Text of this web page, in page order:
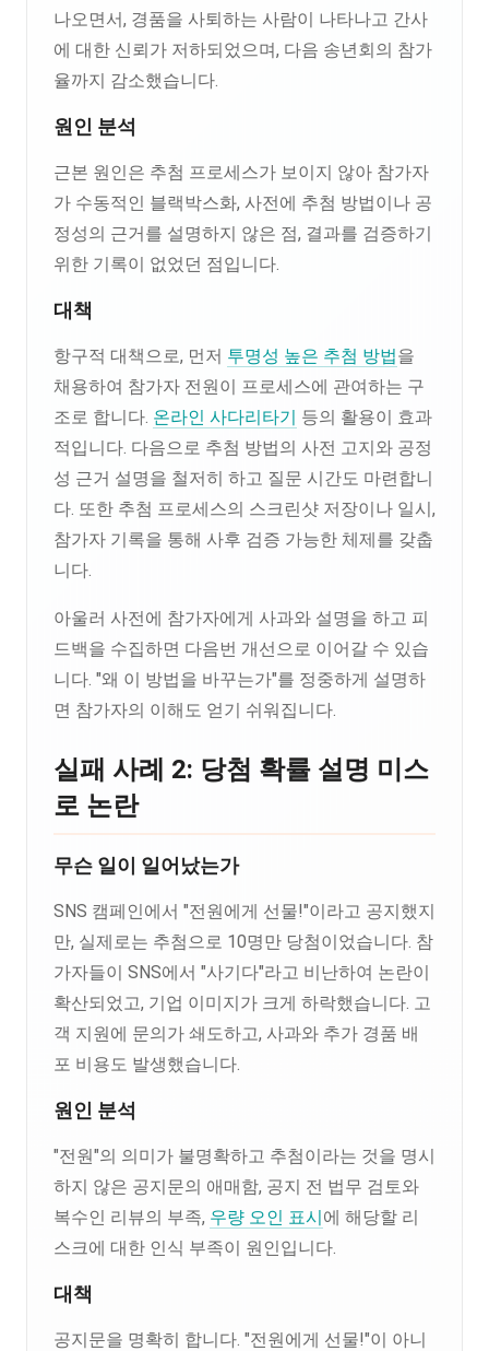
나오면서, 경품을 사퇴하는 사람이 나타나고 간사
에 대한 신뢰가 저하되었으며, 다음 송년회의 참가
율까지 감소했습니다.
원인 분석
근본 원인은 추첨 프로세스가 보이지 않아 참가자
가 수동적인 블랙박스화, 사전에 추첨 방법이나 공
정성의 근거를 설명하지 않은 점, 결과를 검증하기
위한 기록이 없었던 점입니다.
대책
항구적 대책으로, 먼저 투명성 높은 추첨 방법을
채용하여 참가자 전원이 프로세스에 관여하는 구
조로 합니다. 온라인 사다리타기 등의 활용이 효과
적입니다. 다음으로 추첨 방법의 사전 고지와 공정
성 근거 설명을 철저히 하고 질문 시간도 마련합니
다. 또한 추첨 프로세스의 스크린샷 저장이나 일시,
참가자 기록을 통해 사후 검증 가능한 체제를 갖춥
니다.
아울러 사전에 참가자에게 사과와 설명을 하고 피
드백을 수집하면 다음번 개선으로 이어갈 수 있습
니다. "왜 이 방법을 바꾸는가"를 정중하게 설명하
면 참가자의 이해도 얻기 쉬워집니다.
실패 사례 2: 당첨 확률 설명 미스
로 논란
무슨 일이 일어났는가
SNS 캠페인에서 "전원에게 선물!"이라고 공지했지
만, 실제로는 추첨으로 10명만 당첨이었습니다. 참
가자들이 SNS에서 "사기다"라고 비난하여 논란이
확산되었고, 기업 이미지가 크게 하락했습니다. 고
객 지원에 문의가 쇄도하고, 사과와 추가 경품 배
포 비용도 발생했습니다.
원인 분석
"전원"의 의미가 불명확하고 추첨이라는 것을 명시
하지 않은 공지문의 애매함, 공지 전 법무 검토와
복수인 리뷰의 부족, 우량 오인 표시에 해당할 리
스크에 대한 인식 부족이 원인입니다.
대책
공지문을 명확히 합니다. "전원에게 선물!"이 아니